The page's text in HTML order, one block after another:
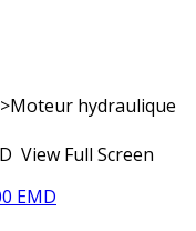
>Moteur hydraulique
View Full Screen